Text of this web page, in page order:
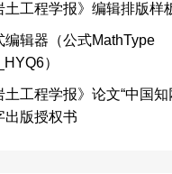
土工程学报》编辑排版样
编辑器（公式MathType
）
土工程学报》论文“中国知
出版授权书